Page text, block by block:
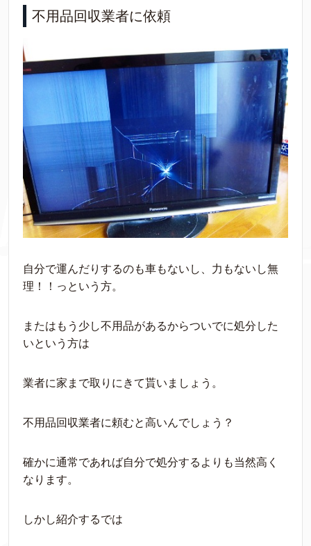
不用品回収業者に依頼
自分で運んだりするのも車もないし、力もないし無
理！！っという方。
またはもう少し不用品があるからついでに処分した
いという方は
業者に家まで取りにきて貰いましょう。
不用品回収業者に頼むと高いんでしょう？
確かに通常であれば自分で処分するよりも当然高く
なります。
しかし紹介するでは